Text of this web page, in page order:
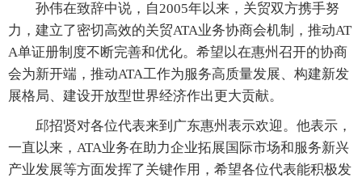
孙伟在致辞中说，自2005年以来，关贸双方携手努
力，建立了密切高效的关贸ATA业务协商会机制，推动AT
A单证册制度不断完善和优化。希望以在惠州召开的协商
会为新开端，推动ATA工作为服务高质量发展、构建新发
展格局、建设开放型世界经济作出更大贡献。
邱招贤对各位代表来到广东惠州表示欢迎。他表示，
一直以来，ATA业务在助力企业拓展国际市场和服务新兴
产业发展等方面发挥了关键作用，希望各位代表能积极发